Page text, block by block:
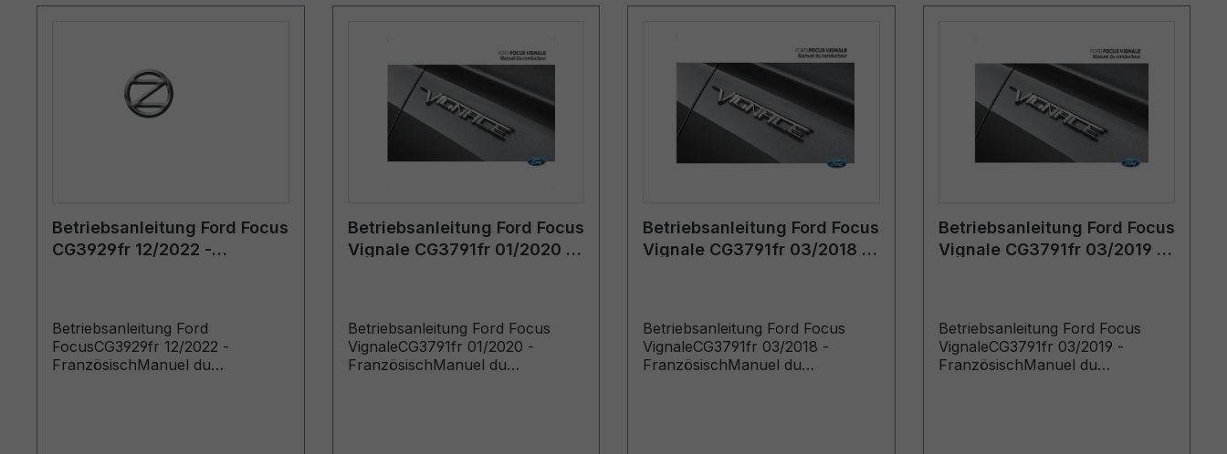
Betriebsanleitung Ford Focus
CG3929fr 12/2022 -
Betriebsanleitung Ford
FocusCG3929fr 12/2022 -
FranzösischManuel du
Betriebsanleitung Ford Focus
Vignale CG3791fr 01/2020 -
Betriebsanleitung Ford Focus
VignaleCG3791fr 01/2020 -
FranzösischManuel du
Betriebsanleitung Ford Focus
Vignale CG3791fr 03/2018 -
Betriebsanleitung Ford Focus
VignaleCG3791fr 03/2018 -
FranzösischManuel du
Betriebsanleitung Ford Focus
Vignale CG3791fr 03/2019 -
Betriebsanleitung Ford Focus
VignaleCG3791fr 03/2019 -
FranzösischManuel du